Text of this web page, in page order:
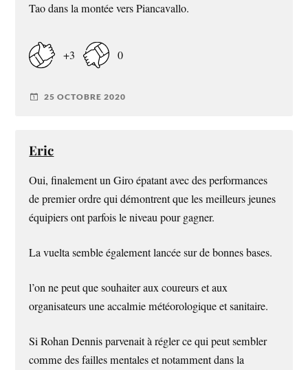
Tao dans la montée vers Piancavallo.
+3 0
25 OCTOBRE 2020
Eric
Oui, finalement un Giro épatant avec des performances
de premier ordre qui démontrent que les meilleurs jeunes
équipiers ont parfois le niveau pour gagner.
La vuelta semble également lancée sur de bonnes bases.
l’on ne peut que souhaiter aux coureurs et aux
organisateurs une accalmie météorologique et sanitaire.
Si Rohan Dennis parvenait à régler ce qui peut sembler
comme des failles mentales et notamment dans la